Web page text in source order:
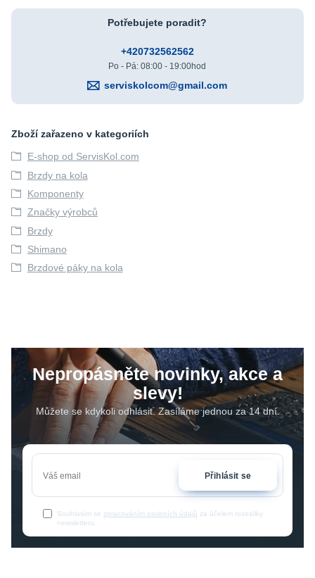
Potřebujete poradit?
+420732562562
Po - Pá: 08:00 - 19:00hod
serviskolcom@gmail.com
Zboží zařazeno v kategoriích
E-shop od ServisKol.com
Brzdy na kola
Komponenty
Značky výrobců
Brzdy
Shimano
Brzdové páky na kola
Nepropásněte novinky, akce a
slevy!
Můžete se kdykoli odhlásit. Zasíláme jednou za 14 dní.
Přihlásit se
Souhlasím se zpracováním osobních údajů za účelem rozesílky
newsletteru.